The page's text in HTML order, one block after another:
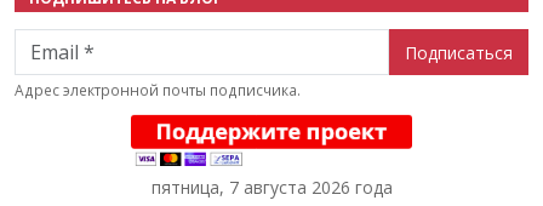
Email
Адрес электронной почты подписчика.
пятница, 7 августа 2026 года